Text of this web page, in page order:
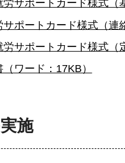
労サポートカード様式（
サポートカード様式（連
労サポートカード様式（
ワード：17KB）
施